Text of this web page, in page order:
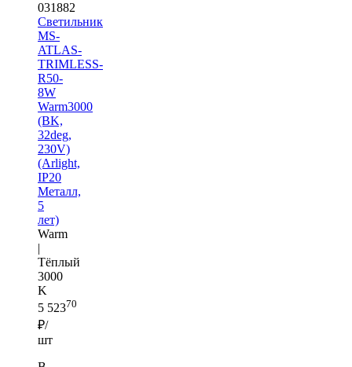
031882
Светильник
MS-
ATLAS-
TRIMLESS-
R50-
8W
Warm3000
(BK,
32deg,
230V)
(Arlight,
IP20
Металл,
5
лет)
Warm
|
Тёплый
3000
K
5 52370
₽/
шт